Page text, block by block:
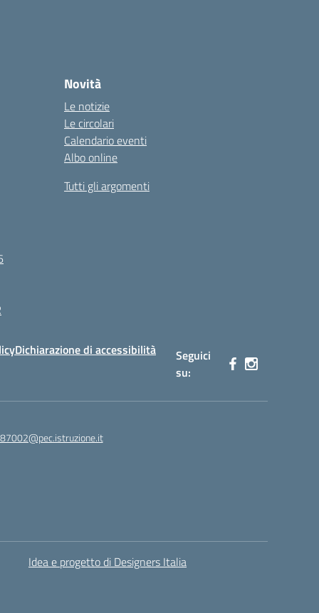
Novità
Le notizie
Le circolari
Calendario eventi
Albo online
Tutti gli argomenti
Dichiarazione di accessibilità
Seguici
su:
Idea e progetto di Designers Italia